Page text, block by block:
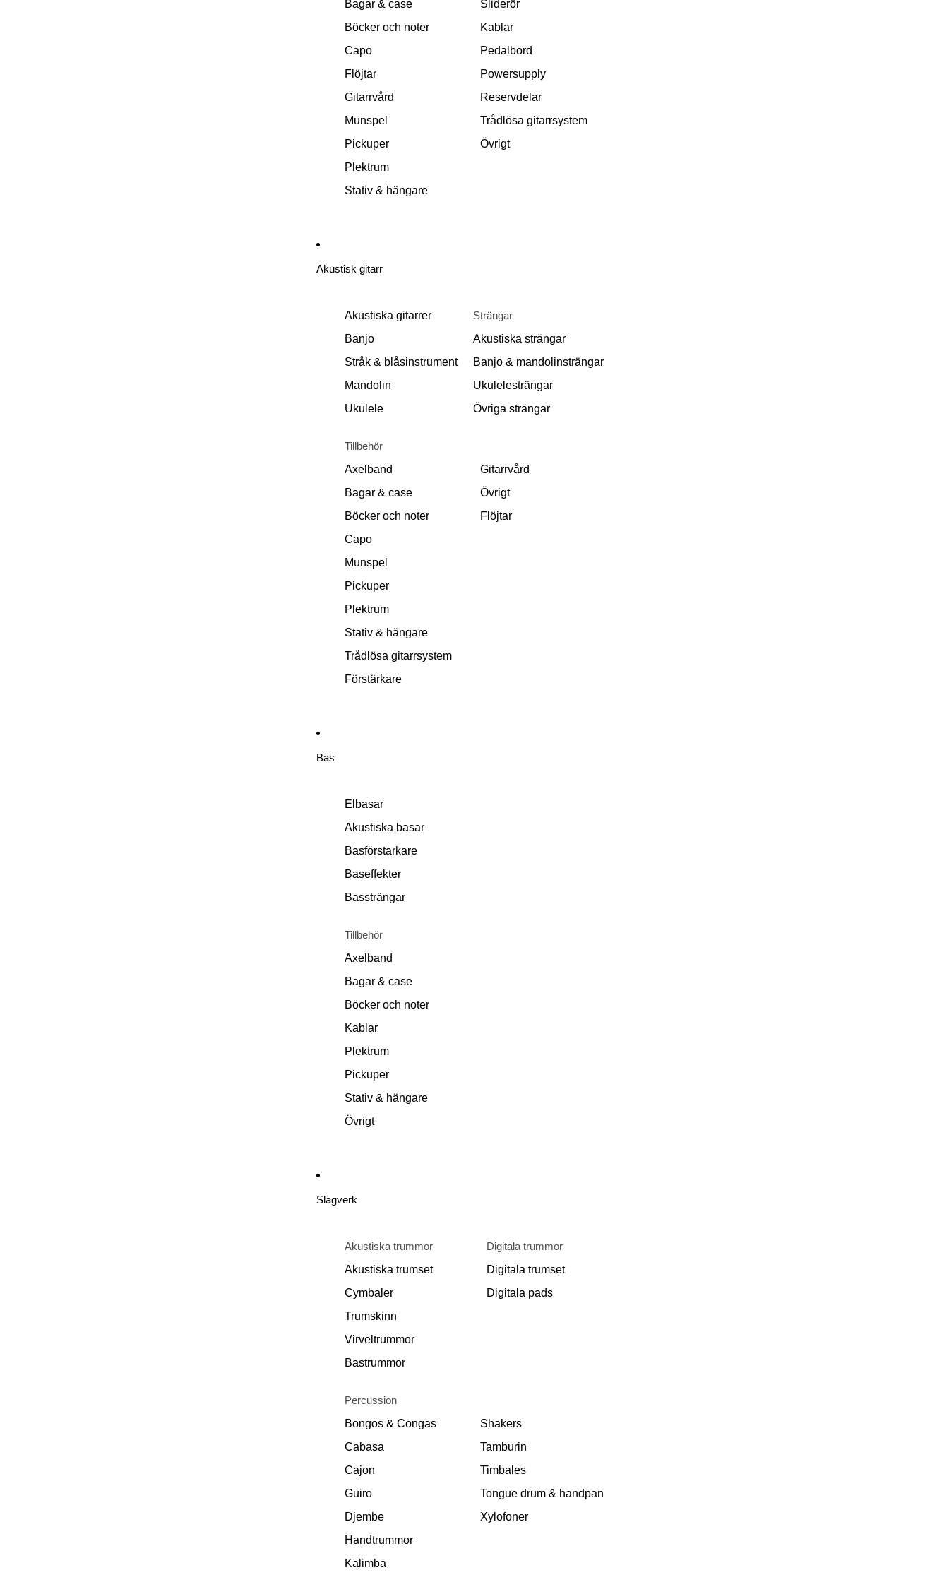
Bagar & case
Böcker och noter
Capo
Flöjtar
Gitarrvård
Munspel
Pickuper
Plektrum
Stativ & hängare
Sliderör
Kablar
Pedalbord
Powersupply
Reservdelar
Trådlösa gitarrsystem
Övrigt
Akustisk gitarr
Akustiska gitarrer
Banjo
Stråk & blåsinstrument
Mandolin
Ukulele
Strängar
Akustiska strängar
Banjo & mandolinsträngar
Ukulelesträngar
Övriga strängar
Tillbehör
Axelband
Bagar & case
Böcker och noter
Capo
Munspel
Pickuper
Plektrum
Stativ & hängare
Trådlösa gitarrsystem
Förstärkare
Gitarrvård
Övrigt
Flöjtar
Bas
Elbasar
Akustiska basar
Basförstarkare
Baseffekter
Bassträngar
Tillbehör
Axelband
Bagar & case
Böcker och noter
Kablar
Plektrum
Pickuper
Stativ & hängare
Övrigt
Slagverk
Akustiska trummor
Akustiska trumset
Cymbaler
Trumskinn
Virveltrummor
Bastrummor
Digitala trummor
Digitala trumset
Digitala pads
Percussion
Bongos & Congas
Cabasa
Cajon
Guiro
Djembe
Handtrummor
Kalimba
Shakers
Tamburin
Timbales
Tongue drum & handpan
Xylofoner